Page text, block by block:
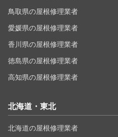
鳥取県の屋根修理業者
愛媛県の屋根修理業者
香川県の屋根修理業者
徳島県の屋根修理業者
高知県の屋根修理業者
北海道・東北
北海道の屋根修理業者